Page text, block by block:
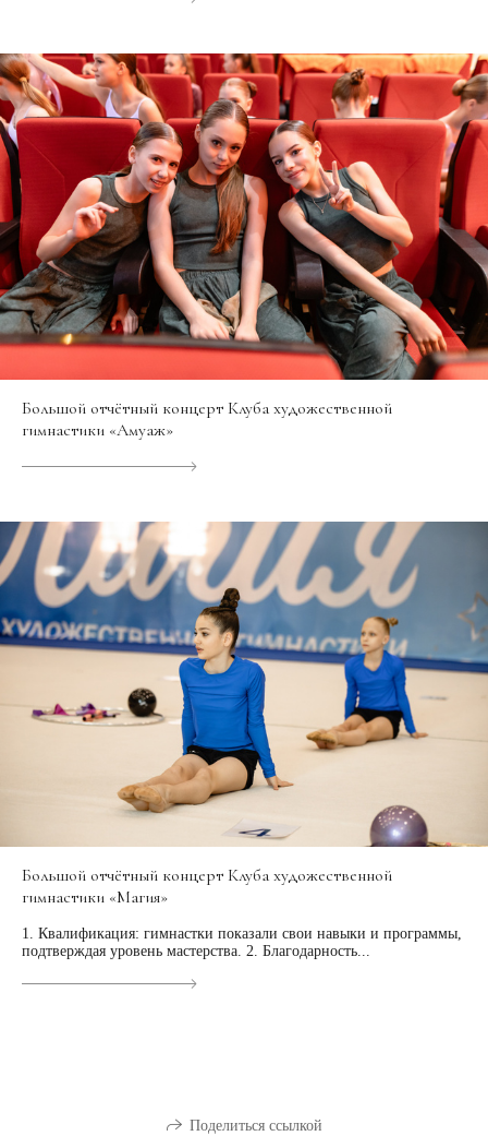
Большой отчётный концерт Клуба художественной
гимнастики «Амуаж»
Большой отчётный концерт Клуба художественной
гимнастики «Магия»
1. Квалификация: гимнастки показали свои навыки и программы,
подтверждая уровень мастерства. 2. Благодарность...
Поделиться ссылкой